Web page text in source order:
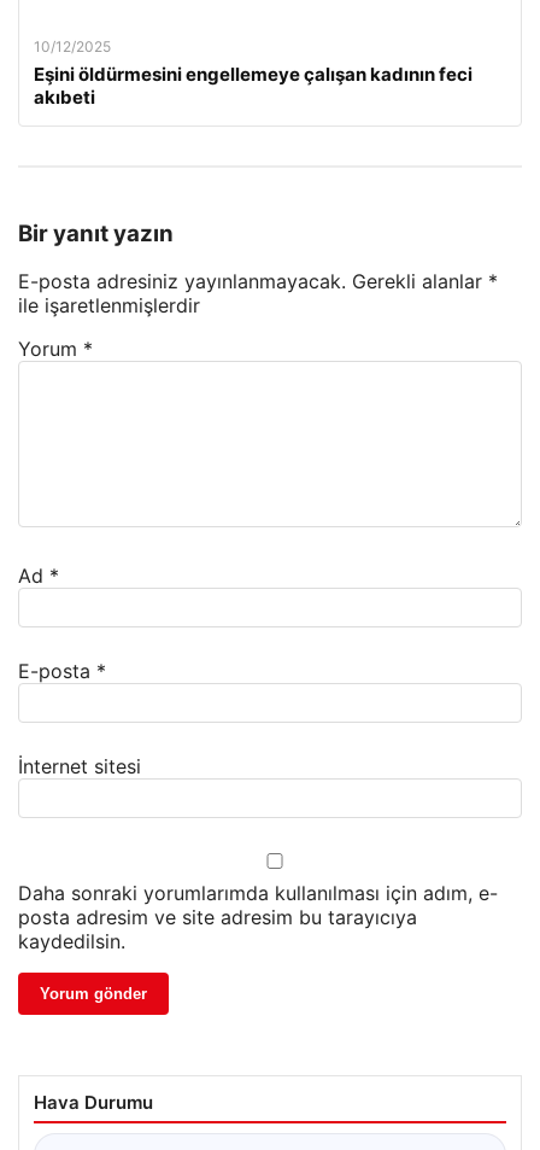
10/12/2025
Eşini öldürmesini engellemeye çalışan kadının feci
akıbeti
Bir yanıt yazın
E-posta adresiniz yayınlanmayacak. Gerekli alanlar *
ile işaretlenmişlerdir
Yorum *
Ad *
E-posta *
İnternet sitesi
Daha sonraki yorumlarımda kullanılması için adım, e-
posta adresim ve site adresim bu tarayıcıya
kaydedilsin.
Hava Durumu